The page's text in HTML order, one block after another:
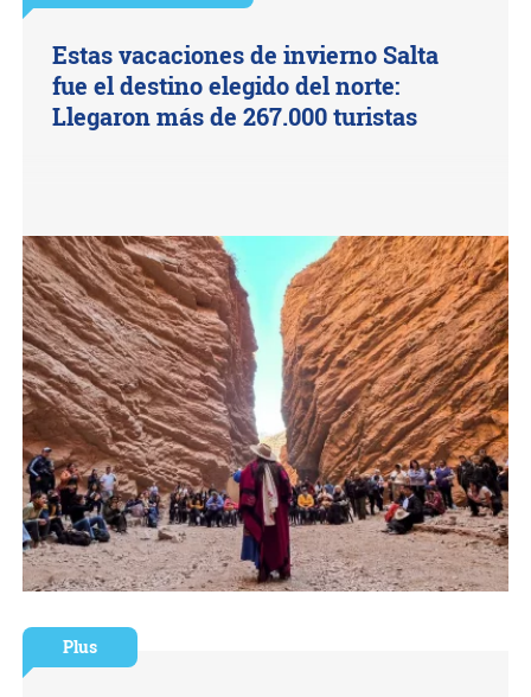
Estas vacaciones de invierno Salta
fue el destino elegido del norte:
Llegaron más de 267.000 turistas
Plus